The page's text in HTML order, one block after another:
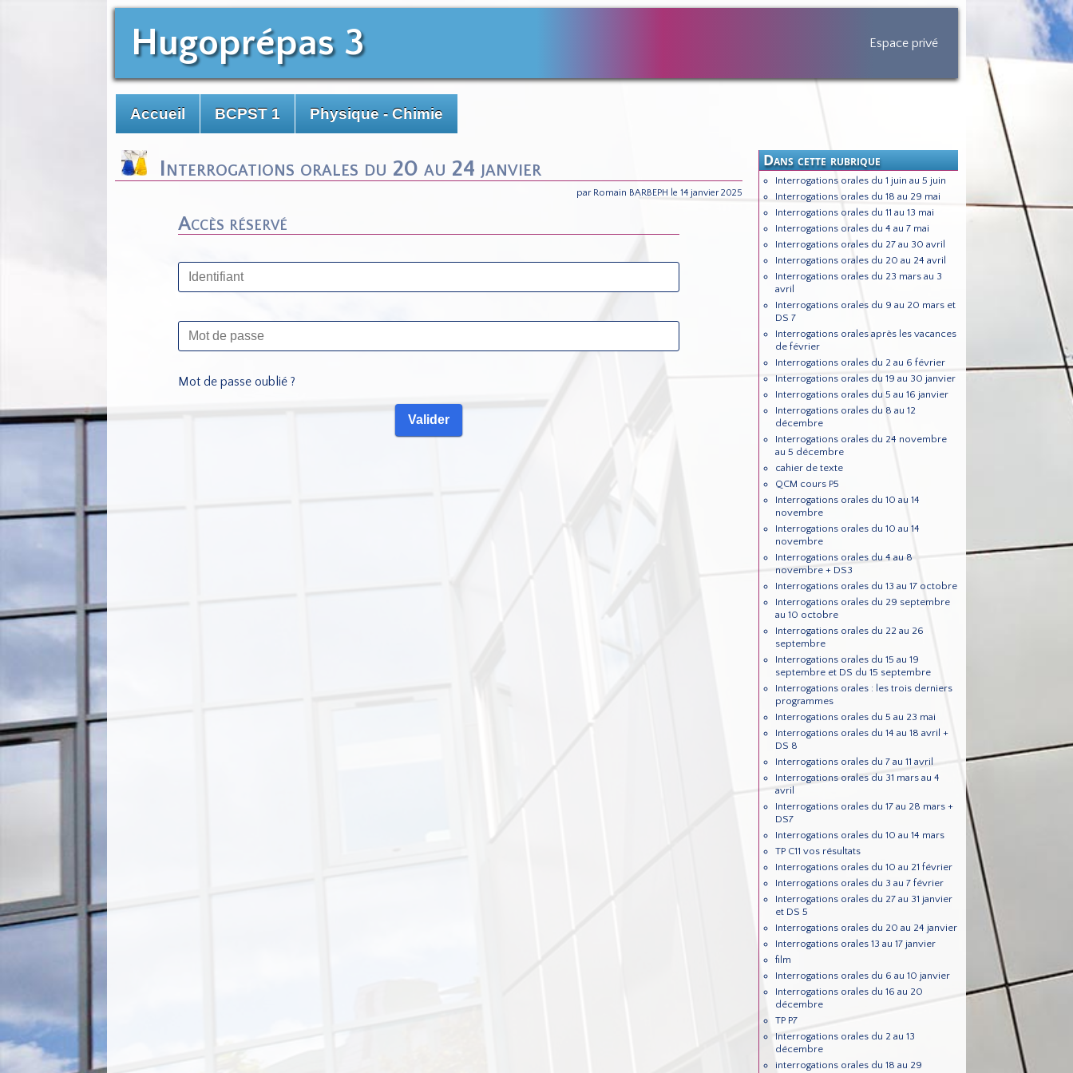
Hugoprépas 3 Espace privé
Accueil BCPST 1 Physique - Chimie
Dans cette rubrique
Interrogations orales du 1 juin au 5 juin
Interrogations orales du 18 au 29 mai
Interrogations orales du 11 au 13 mai
Interrogations orales du 4 au 7 mai
Interrogations orales du 27 au 30 avril
Interrogations orales du 20 au 24 avril
Interrogations orales du 23 mars au 3
avril
Interrogations orales du 9 au 20 mars et
DS 7
Interrogations orales après les vacances
de février
Interrogations orales du 2 au 6 février
Interrogations orales du 19 au 30 janvier
Interrogations orales du 5 au 16 janvier
Interrogations orales du 8 au 12
décembre
Interrogations orales du 24 novembre
au 5 décembre
cahier de texte
QCM cours P5
Interrogations orales du 10 au 14
novembre
Interrogations orales du 10 au 14
novembre
Interrogations orales du 4 au 8
novembre + DS3
Interrogations orales du 13 au 17 octobre
Interrogations orales du 29 septembre
au 10 octobre
Interrogations orales du 22 au 26
septembre
Interrogations orales du 15 au 19
septembre et DS du 15 septembre
Interrogations orales : les trois derniers
programmes
Interrogations orales du 5 au 23 mai
Interrogations orales du 14 au 18 avril +
DS 8
Interrogations orales du 7 au 11 avril
Interrogations orales du 31 mars au 4
avril
Interrogations orales du 17 au 28 mars +
DS7
Interrogations orales du 10 au 14 mars
TP C11 vos résultats
Interrogations orales du 10 au 21 février
Interrogations orales du 3 au 7 février
Interrogations orales du 27 au 31 janvier
et DS 5
Interrogations orales du 20 au 24 janvier
Interrogations orales 13 au 17 janvier
film
Interrogations orales du 6 au 10 janvier
Interrogations orales du 16 au 20
décembre
TP P7
Interrogations orales du 2 au 13
décembre
interrogations orales du 18 au 29
Interrogations orales du 20 au 24 janvier
par Romain BARBEPH le 14 janvier 2025
Accès réservé
Mot de passe oublié ?